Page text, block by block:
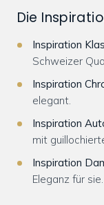
Die
Inspiration
Schweizer
Inspiration
elegant.
Inspiration
mit
Inspiration
Eleganz für sie.